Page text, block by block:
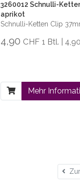
3260012 Schnulli-
aprikot
Schnulli-Ketten Clip
4,90 CHF 1 Btl. | 4,90
Mehr